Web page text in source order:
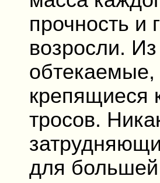
прочность и
возросли.
крепящиеся
тросов.
для большей